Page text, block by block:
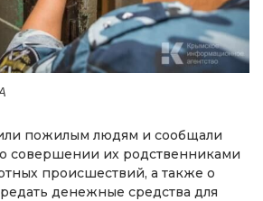
пожилым людям и сообщали
совершении их родственниками
происшествий, а также о
денежные средства для